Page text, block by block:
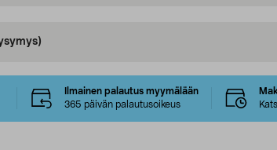
Ilmainen palautus myymälään
365 päivän palautusoikeus